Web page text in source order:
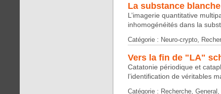
La substance
L’imagerie quantitative
inhomogénéités dans la
Catégorie : Neuro-crypto,
Vers la fin de "LA"
Catatonie périodique et
l’identification de véritables
Catégorie : Recherche,